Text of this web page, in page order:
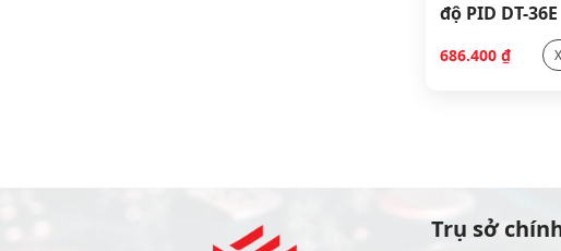
độ PID DT-36E
686.400 ₫
Trụ sở